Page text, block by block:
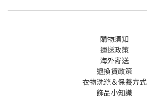
購物須知
運送政策
海外寄送
退換貨政策
衣物洗滌＆保養方式
飾品小知識